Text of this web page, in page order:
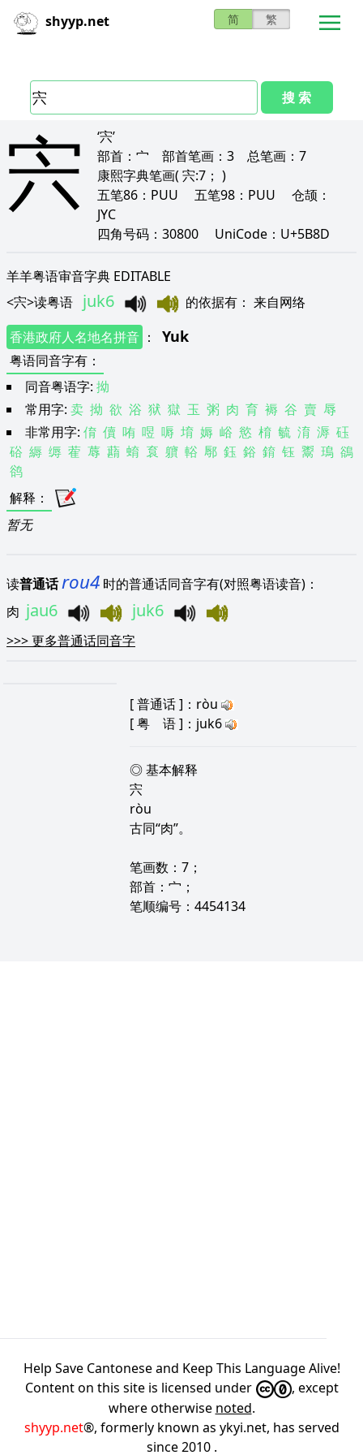
shyyp.net 简 繁
搜 索
宍
‘宍’
部首： 宀 部首笔画： 3 总笔画： 7
康熙字典笔画( 宍:7； )
五笔86： PUU 五笔98： PUU 仓颉：
JYC
四角号码： 30800 UniCode： U+5B8D
羊羊粤语审音字典 EDITABLE
<宍>读粤语 juk6 的依据有 ： 来自网络
香港政府人名地名拼音 ： Yuk
粤语同音字有 ：
同音粤语字: 拗
常用字: 卖 拗 欲 浴 狱 獄 玉 粥 肉 育 褥 谷 賣 辱
非常用字: 俼 儥 哊 喅 嗕 堉 媷 峪 慾 棛 毓 淯 溽 砡
硲 縟 缛 蒮 蓐 蘛 蜟 袬 軉 輍 鄏 鈺 鋊 錥 钰 鬻 鳿 鵒
鹆
解释 ：
暂无
读普通话rou4 时的普通话同音字有(对照粤语读音)：
肉 jau6 juk6
>>>更多普通话同音字
[普通话]：ròu
[粤 语]：juk6
◎ 基本解释
宍
ròu
古同“肉”。
笔画数：7；
部首：宀；
笔顺编号：4454134
Help Save Cantonese and Keep This Language Alive!
Content on this site is licensed under
, except
where otherwise noted.
shyyp.net®, formerly known as ykyi.net, has served
since 2010 .